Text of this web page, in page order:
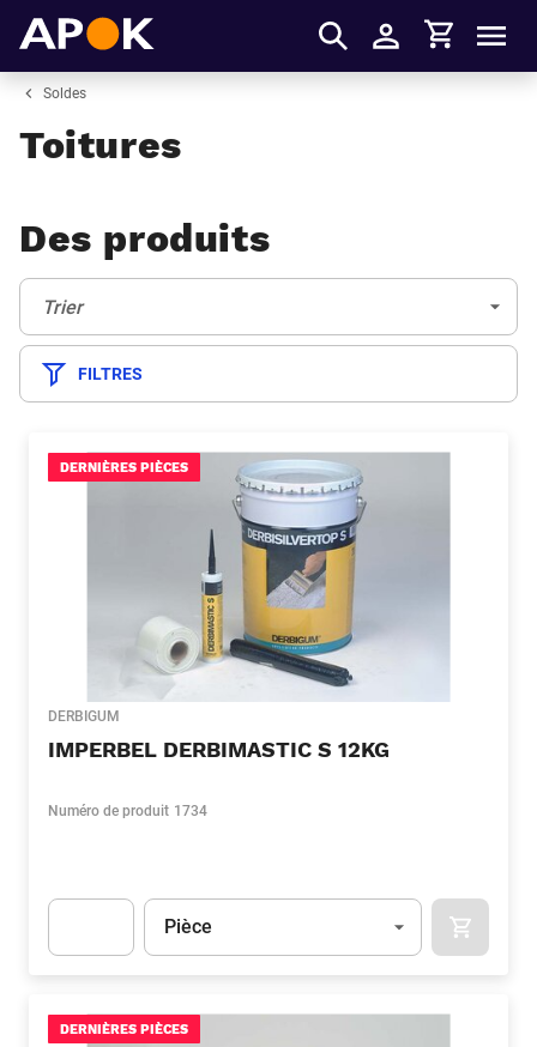
S'identifier
Panier
Soldes
Toitures
Des produits
Trier:
Trier
FILTRES
DERNIÈRES PIÈCES
DERBIGUM
IMPERBEL DERBIMASTIC S 12KG
Numéro de produit 1734
Unité
Pièce
DERNIÈRES PIÈCES